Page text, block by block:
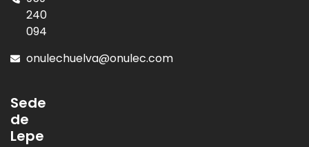
240
094
onulechuelva@onulec.com
Sede
de
Lepe